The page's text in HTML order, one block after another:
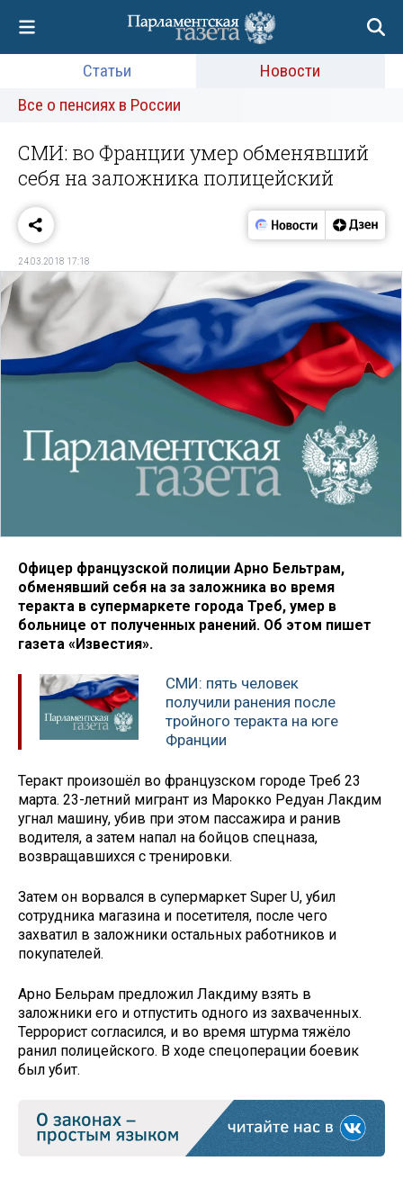
Статьи
Новости
Все о пенсиях в России
СМИ: во Франции умер обменявший
себя на заложника полицейский
24.03.2018 17:18
Офицер французской полиции Арно Бельтрам,
обменявший себя на за заложника во время
теракта в супермаркете города Треб, умер в
больнице от полученных ранений. Об этом пишет
газета «Известия».
СМИ: пять человек
получили ранения после
тройного теракта на юге
Франции
Теракт произошёл во французском городе Треб 23
марта. 23-летний мигрант из Марокко Редуан Лакдим
угнал машину, убив при этом пассажира и ранив
водителя, а затем напал на бойцов спецназа,
возвращавшихся с тренировки.
Затем он ворвался в супермаркет Super U, убил
сотрудника магазина и посетителя, после чего
захватил в заложники остальных работников и
покупателей.
Арно Бельрам предложил Лакдиму взять в
заложники его и отпустить одного из захваченных.
Террорист согласился, и во время штурма тяжёло
ранил полицейского. В ходе спецоперации боевик
был убит.